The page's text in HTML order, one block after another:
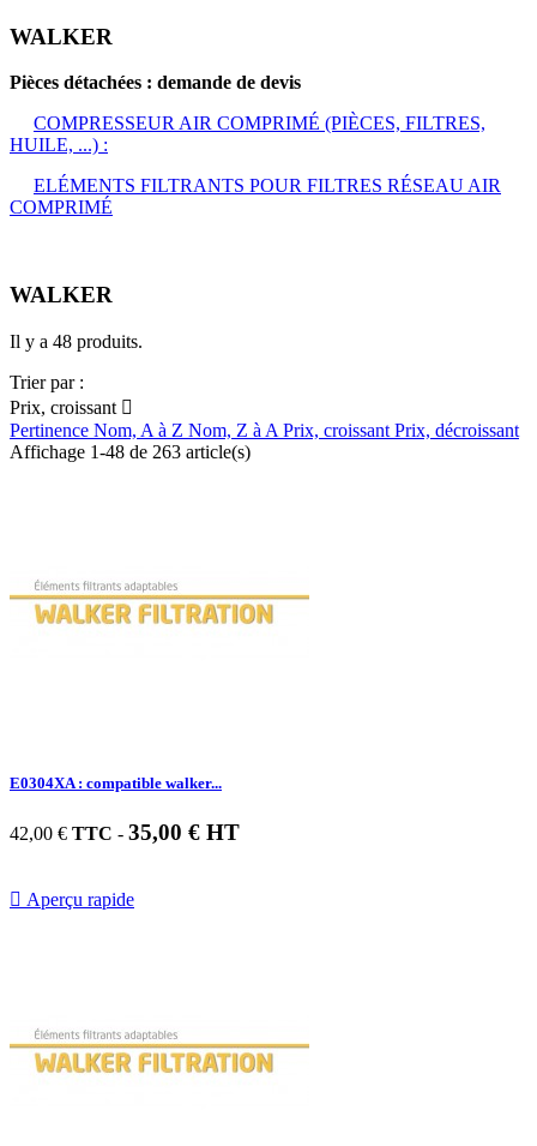
WALKER
Pièces détachées : demande de devis
COMPRESSEUR AIR COMPRIMÉ (PIÈCES, FILTRES,
HUILE, ...) :
ELÉMENTS FILTRANTS POUR FILTRES RÉSEAU AIR
COMPRIMÉ
WALKER
Il y a 48 produits.
Trier par :
Prix, croissant 
Pertinence Nom, A à Z Nom, Z à A Prix, croissant Prix, décroissant
Affichage 1-48 de 263 article(s)
E0304XA : compatible walker...
42,00 € TTC - 35,00 € HT
 Aperçu rapide